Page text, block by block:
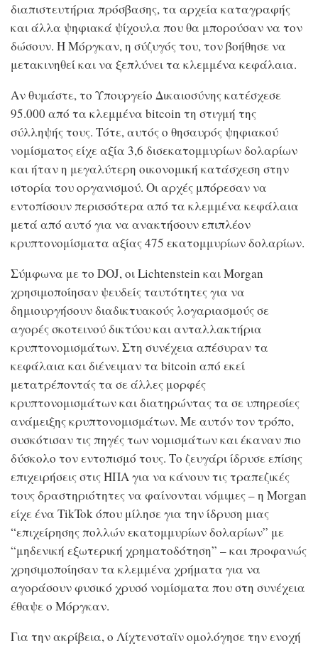
διαπιστευτήρια πρόσβασης, τα αρχεία καταγραφής
και άλλα ψηφιακά ψίχουλα που θα μπορούσαν να τον
δώσουν. Η Μόργκαν, η σύζυγός του, τον βοήθησε να
μετακινηθεί και να ξεπλύνει τα κλεμμένα κεφάλαια.
Αν θυμάστε, το Υπουργείο Δικαιοσύνης κατέσχεσε
95.000 από τα κλεμμένα bitcoin τη στιγμή της
σύλληψής τους. Τότε, αυτός ο θησαυρός ψηφιακού
νομίσματος είχε αξία 3,6 δισεκατομμυρίων δολαρίων
και ήταν η μεγαλύτερη οικονομική κατάσχεση στην
ιστορία του οργανισμού. Οι αρχές μπόρεσαν να
εντοπίσουν περισσότερα από τα κλεμμένα κεφάλαια
μετά από αυτό για να ανακτήσουν επιπλέον
κρυπτονομίσματα αξίας 475 εκατομμυρίων δολαρίων.
Σύμφωνα με το DOJ, οι Lichtenstein και Morgan
χρησιμοποίησαν ψευδείς ταυτότητες για να
δημιουργήσουν διαδικτυακούς λογαριασμούς σε
αγορές σκοτεινού δικτύου και ανταλλακτήρια
κρυπτονομισμάτων. Στη συνέχεια απέσυραν τα
κεφάλαια και διένειμαν τα bitcoin από εκεί
μετατρέποντάς τα σε άλλες μορφές
κρυπτονομισμάτων και διατηρώντας τα σε υπηρεσίες
ανάμειξης κρυπτονομισμάτων. Με αυτόν τον τρόπο,
συσκότισαν τις πηγές των νομισμάτων και έκαναν πιο
δύσκολο τον εντοπισμό τους. Το ζευγάρι ίδρυσε επίσης
επιχειρήσεις στις ΗΠΑ για να κάνουν τις τραπεζικές
τους δραστηριότητες να φαίνονται νόμιμες – η Morgan
είχε ένα TikTok όπου μίλησε για την ίδρυση μιας
“επιχείρησης πολλών εκατομμυρίων δολαρίων” με
“μηδενική εξωτερική χρηματοδότηση” – και προφανώς
χρησιμοποίησαν τα κλεμμένα χρήματα για να
αγοράσουν φυσικό χρυσό νομίσματα που στη συνέχεια
έθαψε ο Μόργκαν.
Για την ακρίβεια, ο Λίχτενσταϊν ομολόγησε την ενοχή